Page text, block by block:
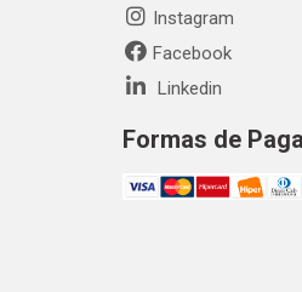
Instagram
Facebook
Linkedin
Formas de